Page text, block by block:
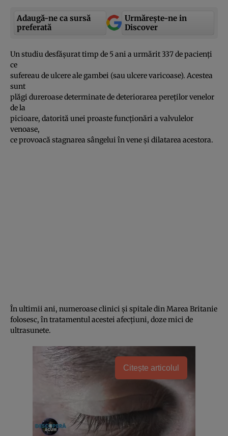
Adaugă-ne ca sursă
preferată
Urmărește-ne in
Discover
Un studiu desfăşurat timp de 5 ani a urmărit 337 de pacienţi
ce
sufereau de ulcere ale gambei (sau ulcere varicoase). Acestea
sunt
plăgi dureroase determinate de deteriorarea pereţilor venelor
de la
picioare, datorită unei proaste funcţionări a valvulelor
venoase,
ce provoacă stagnarea sângelui în vene şi dilatarea acestora.
În ultimii ani, numeroase clinici şi spitale din Marea Britanie
folosesc, în tratamentul acestei afecţiuni, doze mici de
ultrasunete.
Citește articolul